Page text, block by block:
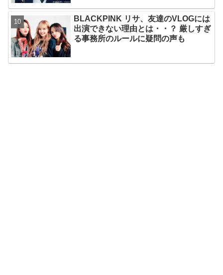
BLACKPINK リサ、友達のVLOGには
出演できない理由とは・・？ 厳しすぎ
る事務所のルールに疑問の声も